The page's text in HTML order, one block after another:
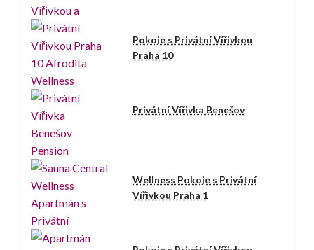
Pokoje s Privátní Vířivkou
Praha 10
Privátní Vířivka Benešov
Wellness Pokoje s Privátní
Vířivkou Praha 1